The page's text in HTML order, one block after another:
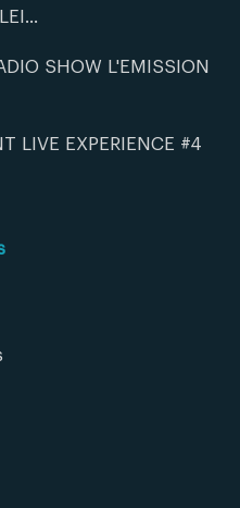
SHOW L'EMISSION
LIVE EXPERIENCE #4